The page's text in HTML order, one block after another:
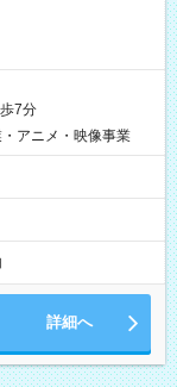
7分
アニメ・映像事業
詳細へ